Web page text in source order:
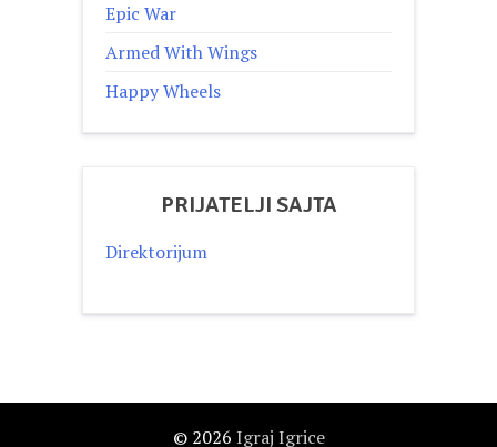
Epic War
Armed With Wings
Happy Wheels
PRIJATELJI SAJTA
Direktorijum
© 2026 Igraj Igrice